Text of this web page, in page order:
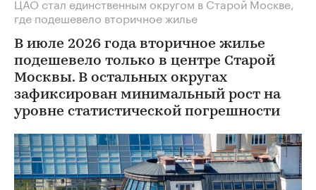
где подешевело вторичное жилье
В июле 2026 года вторичное жилье
подешевело только в центре Старой
Москвы. В остальных округах
зафиксирован минимальный рост на
уровне статистической погрешности